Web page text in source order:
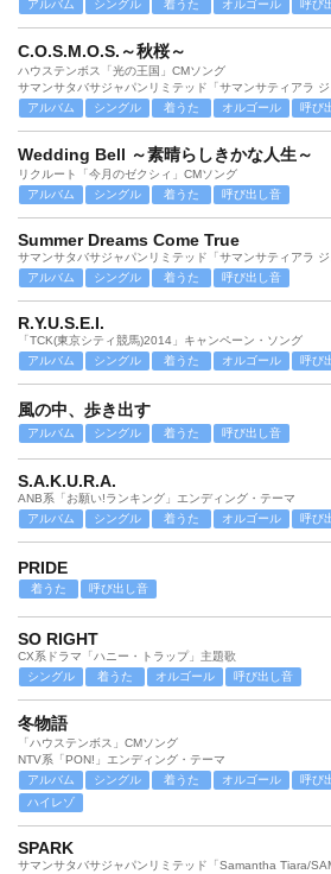
アルバム シングル 着うた オルゴール 呼び
C.O.S.M.O.S.～秋桜～
ハウステンボス「光の王国」CMソング
アルバム
シングル 着うた オルゴール 呼び
Wedding Bell ～素晴らしきかな人生～
リクルート「今月のゼクシィ」CMソング
アルバム
シングル 着うた 呼び出し音
Summer Dreams Come True
アルバム
シングル 着うた 呼び出し音
R.Y.U.S.E.I.
「TCK(東京シティ競馬)2014」キャンペーン・ソング
アルバム
シングル 着うた オルゴール 呼び
風の中、歩き出す
アルバム シングル 着うた 呼び出し音
S.A.K.U.R.A.
ANB系「お願い!ランキング」エンディング・テーマ
アルバム
シングル 着うた オルゴール 呼び
PRIDE
着うた 呼び出し音
SO RIGHT
CX系ドラマ「ハニー・トラップ」主題歌
シングル
着うた オルゴール 呼び出し音
冬物語
「ハウステンボス」CMソング
NTV系「PON!」エンディング・テーマ
アルバム
シングル 着うた オルゴール
呼び
ハイレゾ
SPARK